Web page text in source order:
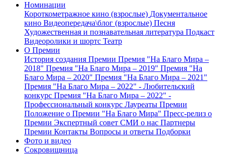
Номинации
Короткометражное кино (взрослые) Документальное
кино Видеопередача\блог (взрослые) Песня
Художественная и познавательная литература Подкаст
Видеоролики и шортс Театр
О Премии
История создания Премии Премия "На Благо Мира –
2018" Премия "На Благо Мира – 2019" Премия "На
Благо Мира – 2020" Премия "На Благо Мира – 2021"
Премия "На Благо Мира – 2022" - Любительский
конкурс Премия "На Благо Мира – 2022" -
Профессиональный конкурс Лауреаты Премии
Положение о Премии "На Благо Мира" Пресс-релиз о
Премии Экспертный совет СМИ о нас Партнеры
Премии Контакты Вопросы и ответы Подборки
Фото и видео
Сокровищница